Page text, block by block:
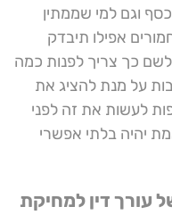
כסף וגם למי שממתין
אפילו תיבדק
כך צריך לפנות כמה
על מנת להציג את
לעשות את זה לפני
יהיה בלתי אפשרי
עורך דין למחיקת